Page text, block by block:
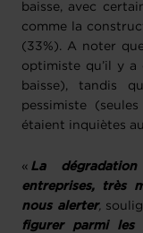
baisse, avec
comme la
(33%). A noter
optimiste qu’il y
baisse), tandis
pessimiste
étaient inquiètes
« La
entreprises, très
nous alerter,
figurer parmi les